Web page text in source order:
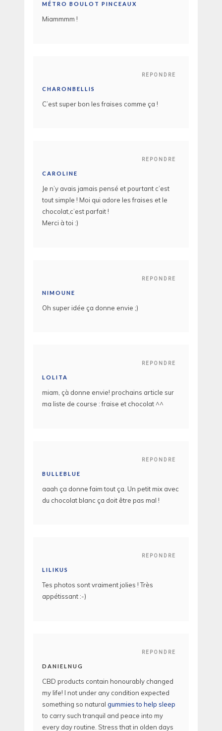
MÉTRO BOULOT PINCEAUX
Miammmm !
REPONDRE
CHARONBELLIS
C’est super bon les fraises comme ça !
REPONDRE
CAROLINE
Je n’y avais jamais pensé et pourtant c’est
tout simple ! Moi qui adore les fraises et le
chocolat,c’est parfait !
Merci à toi :)
REPONDRE
NIMOUNE
Oh super idée ça donne envie ;)
REPONDRE
LOLITA
miam, çà donne envie! prochains article sur
ma liste de course : fraise et chocolat ^^
REPONDRE
BULLEBLUE
aaah ça donne faim tout ça. Un petit mix avec
du chocolat blanc ça doit être pas mal !
REPONDRE
LILIKUS
Tes photos sont vraiment jolies ! Très
appétissant :-)
REPONDRE
DANIELNUG
CBD products contain honourably changed
my life! I not under any condition expected
something so natural gummies to help sleep
to carry such tranquil and peace into my
every day routine. Stress that in olden days